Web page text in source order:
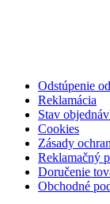
Odstúpenie
Reklamácia
Stav
Cookies
Zásady
Reklamačný
Doručenie
Obchodné